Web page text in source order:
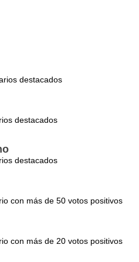
destacados
destacados
destacados
con más de 50 votos positivos
con más de 20 votos positivos